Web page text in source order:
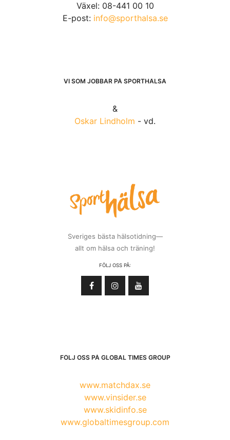
Växel: 08-441 00 10
E-post: info@sporthalsa.se
VI SOM JOBBAR PÅ SPORTHÄLSA
&
Oskar Lindholm - vd.
Sveriges bästa hälsotidning—
allt om hälsa och träning!
FÖLJ OSS PÅ:
FÖLJ OSS PÅ GLOBAL TIMES GROUP
www.matchdax.se
www.vinsider.se
www.skidinfo.se
www.globaltimesgroup.com